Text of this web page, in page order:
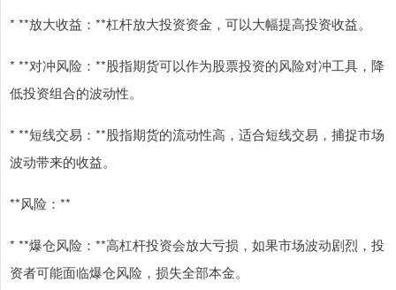
* **放大收益：**杠杆放大投资资金，可以大幅提高投资收益。
* **对冲风险：**股指期货可以作为股票投资的风险对冲工具，降
低投资组合的波动性。
* **短线交易：**股指期货的流动性高，适合短线交易，捕捉市场
波动带来的收益。
**风险：**
* **爆仓风险：**高杠杆投资会放大亏损，如果市场波动剧烈，投
资者可能面临爆仓风险，损失全部本金。